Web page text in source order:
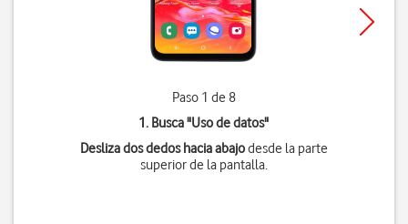
Paso 1 de 8
1. Busca "Uso de datos"
Desliza dos dedos hacia abajodesde la parte
superior de la pantalla.